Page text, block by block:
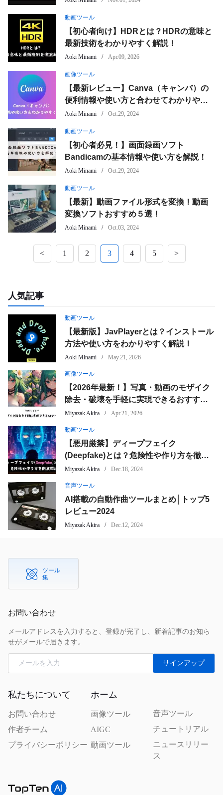
動画ツール
【初心者向け】HDRとは？HDRの意味と
最新技術をわかりやすく解説！
Aoki Minami Apr.09, 2026
画像ツール
【最新レビュー】Canva（キャンバ）の
便利情報や使い方と合わせてわかりやす
く解説！
Aoki Minami Oct.29, 2024
動画ツール
【初心者必見！】画面録画ソフト
Bandicamの基本情報や使い方を解説！
Aoki Minami Oct.29, 2024
動画ツール
【最新】動画ファイル形式を変換！動画
変換ソフトおすすめ５選！
Aoki Minami Oct.03, 2024
< 1 2 3 4 5 >
人気記事
動画ツール
【最新版】JavPlayerとは？インストール
方法や使い方をわかりやすく解説！
Aoki Minami May.21, 2026
画像ツール
【2026年最新！】写真・動画のモザイク
除去・破壊を手軽に実現できるおすすめ
ツール10選
Miyazak Akira Apr.21, 2026
動画ツール
【悪用厳禁】ディープフェイク
(Deepfake)とは？危険性や作り方を徹底
解説
Miyazak Akira Dec.18, 2024
音声ツール
AI搭載の自動作曲ツールまとめ│トップ5
レビュー2024
Miyazak Akira Dec.12, 2024
ツール
集
お問い合わせ
メールアドレスを入力すると、登録が完了し、新着記事のお知ら
せがメールで届きます。
サインアップ
私たちについて
お問い合わせ
作者チーム
プライバシーポリシー
ホーム
画像ツール
AIGC
動画ツール
音声ツール
チュートリアル
ニュースリリー
ス